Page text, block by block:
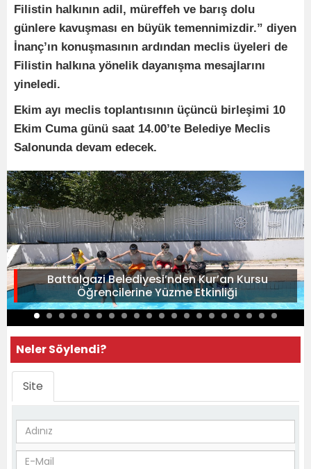
Filistin halkının adil, müreffeh ve barış dolu
günlere kavuşması en büyük temennimizdir.” diyen
İnanç’ın konuşmasının ardından meclis üyeleri de
Filistin halkına yönelik dayanışma mesajlarını
yineledi.
Ekim ayı meclis toplantısının üçüncü birleşimi 10
Ekim Cuma günü saat 14.00’te Belediye Meclis
Salonunda devam edecek.
Battalgazi Belediyesi’nden Kur’an Kursu
Öğrencilerine Yüzme Etkinliği
Neler Söylendi?
Site